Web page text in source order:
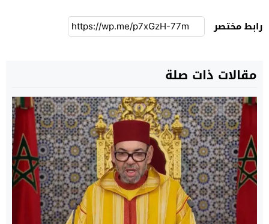
رابط مختصر
مقالات ذات صلة